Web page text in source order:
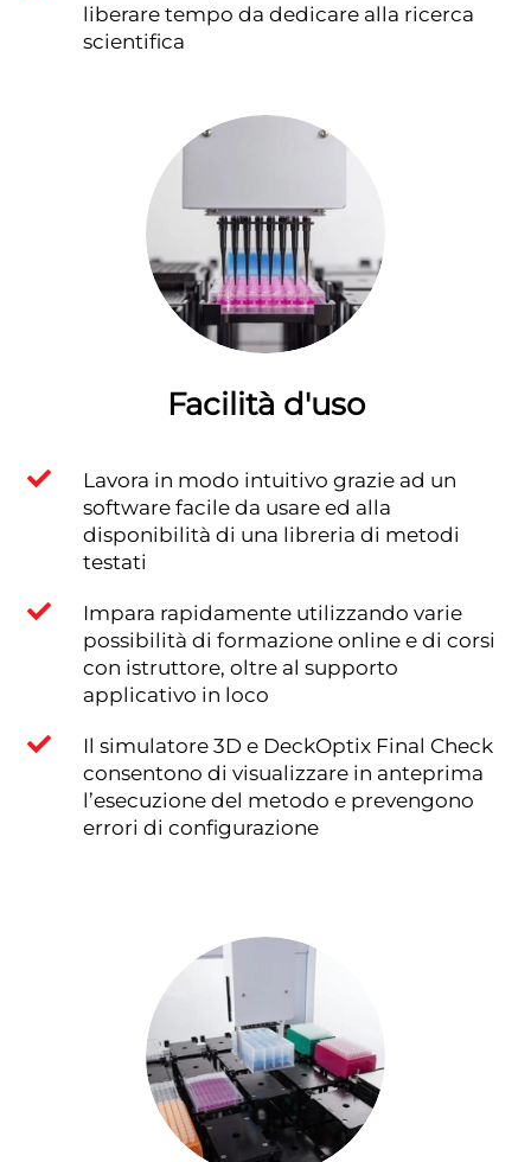
liberare tempo da dedicare alla ricerca
scientifica
Facilità d'uso

Lavora in modo intuitivo grazie ad un
software facile da usare ed alla
disponibilità di una libreria di metodi
testati

Impara rapidamente utilizzando varie
possibilità di formazione online e di corsi
con istruttore, oltre al supporto
applicativo in loco

Il simulatore 3D e DeckOptix Final Check
consentono di visualizzare in anteprima
l’esecuzione del metodo e prevengono
errori di configurazione